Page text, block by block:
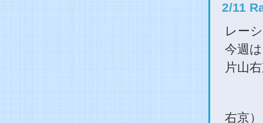
2/11
レー
今週
片山
右京